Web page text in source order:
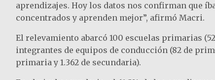
aprendizajes. Hoy los datos nos confirman que
concentrados y aprenden mejor”, afirmó Macri.
El relevamiento abarcó 100 escuelas primarias
integrantes de equipos de conducción (82 de
primaria y 1.362 de secundaria).